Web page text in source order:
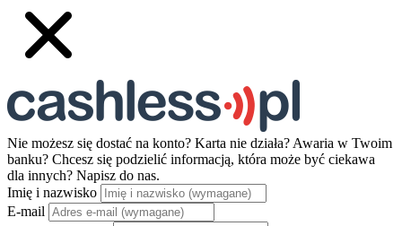
Nie możesz się dostać na konto? Karta nie działa? Awaria w Twoim
banku? Chcesz się podzielić informacją, która może być ciekawa
dla innych? Napisz do nas.
Imię i nazwisko
E-mail